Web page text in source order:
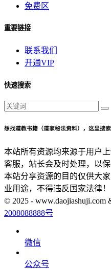
免费区
重要链接
联系我们
开通VIP
快速搜索
想找道教书籍（道家秘法资料），这里搜
本站所有资源均来源于用户
客服，站长会及时处理，以保
本站分享资源的目的仅供大
业用途，不得违反国家法律！
© 2025 -
2008088888号
微信
公众号